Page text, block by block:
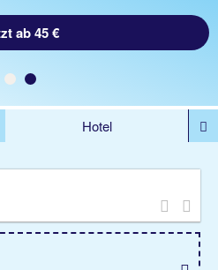
ab 523 €
ab 45 €
Hotel
Privattransfer